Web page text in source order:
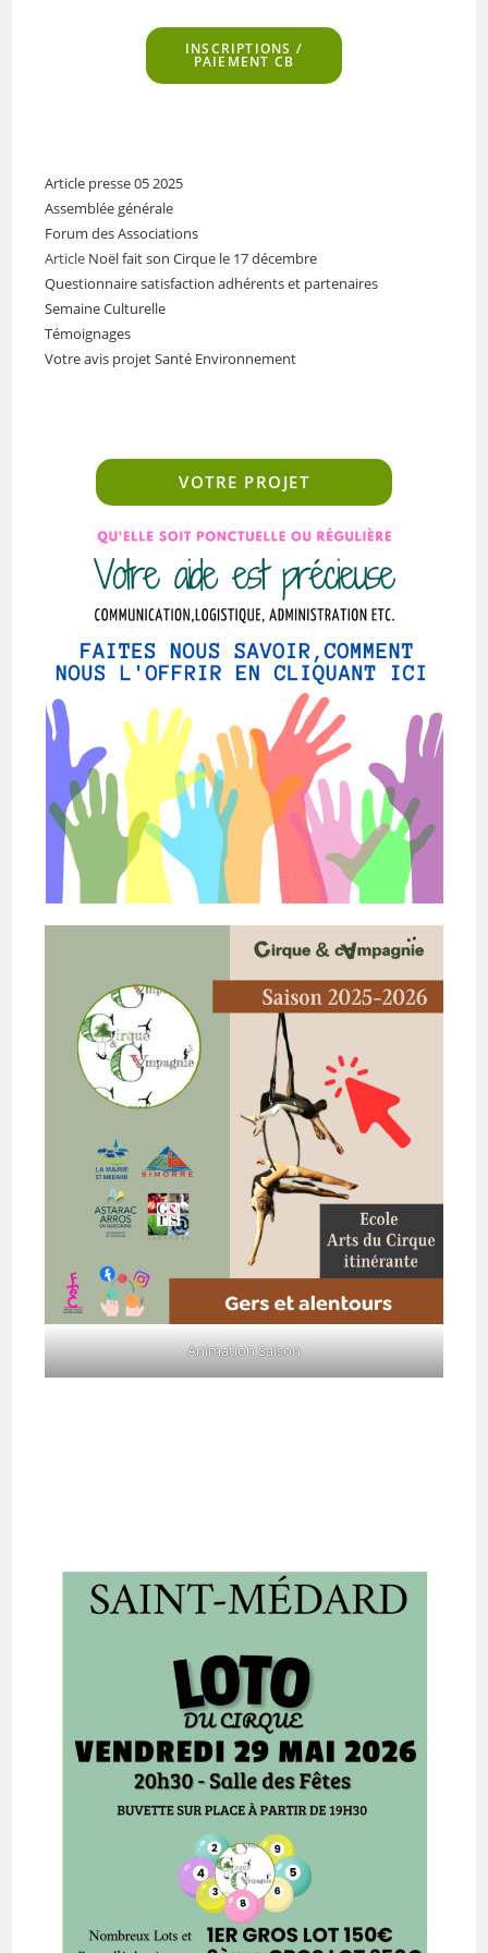
INSCRIPTIONS /
PAIEMENT CB
Article presse 05 2025
Assemblée générale
Forum des Associations
Article Noël fait son Cirque le 17 décembre
Questionnaire satisfaction adhérents et partenaires
Semaine Culturelle
Témoignages
Votre avis projet Santé Environnement
VOTRE PROJET
Animation Saison